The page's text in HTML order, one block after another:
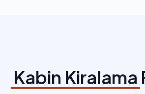
Kabin Kiralama